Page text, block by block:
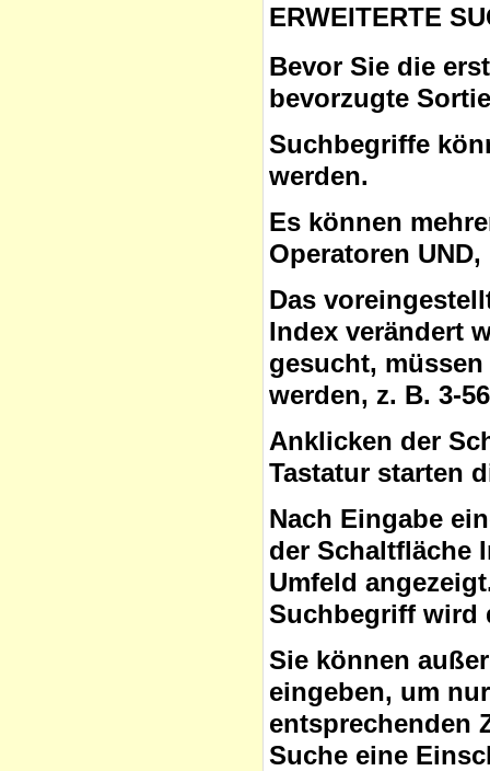
ERWEITERTE
Bevor Sie die
bevorzugte
Suchbegriffe
werden.
Es können
Operatoren
Das
Index verändert
gesucht,
werden, z. B. 3-
Anklicken der
Tastatur starten
Nach Eingabe
der Schaltfläche
Umfeld
Suchbegriff wird
Sie können
eingeben, um
entsprechenden
Suche eine